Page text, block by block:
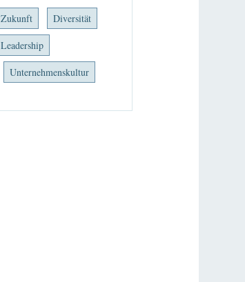
Zukunft Diversität
Leadership
Unternehmenskultur